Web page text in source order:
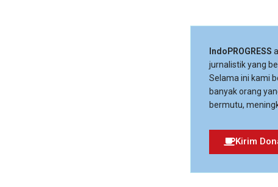
IndoPROGRESS
jurnalistik yang
Selama ini kami
banyak orang
bermutu,
Kirim